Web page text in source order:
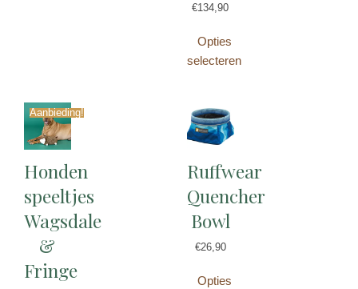
€134,90
Opties
selecteren
Aanbieding!
Honden
speeltjes
Wagsdale
&
Fringe
Ruffwear
Quencher
Bowl
€26,90
Opties